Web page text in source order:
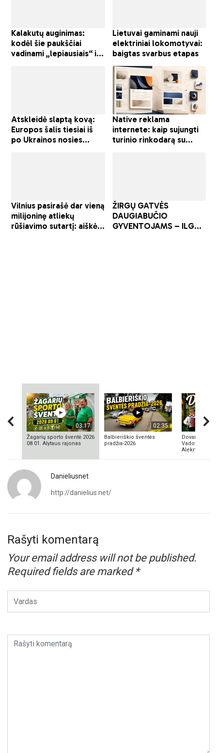
03:17
Žagarių sporto šventė 2026
08 01. Alytaus rajonas
02:35
Balbieriškio šventės
pradžia-2026
Dovainonių
Vadovas
Aleknavičius
Danieliusnet
http://danielius.net/
Rašyti komentarą
Your email address will not be published.
Required fields are marked *